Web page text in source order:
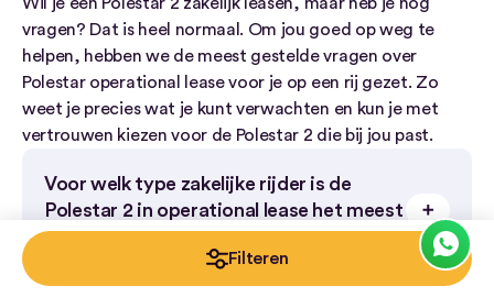
Filteren
vragen? Dat is heel normaal. Om jou goed op weg te
helpen, hebben we de meest gestelde vragen over
Polestar operational lease voor je op een rij gezet. Zo
weet je precies wat je kunt verwachten en kun je met
vertrouwen kiezen voor de Polestar 2 die bij jou past.
Voor welk type zakelijke rijder is de
Polestar 2 in operational lease het meest
geschikt?